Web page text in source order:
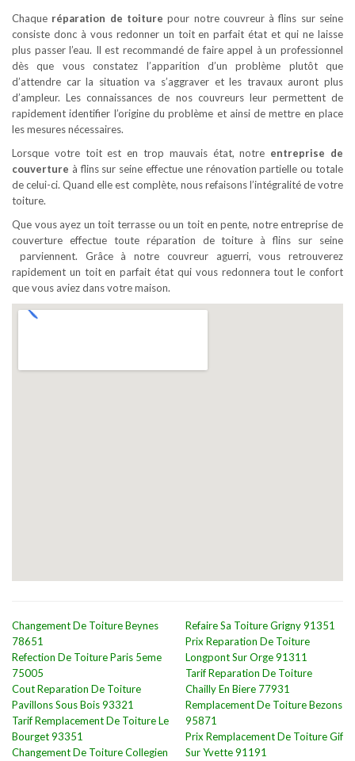
Chaque réparation de toiture pour notre couvreur à flins sur seine
consiste donc à vous redonner un toit en parfait état et qui ne laisse
plus passer l’eau. Il est recommandé de faire appel à un professionnel
dès que vous constatez l’apparition d’un problème plutôt que
d’attendre car la situation va s’aggraver et les travaux auront plus
d’ampleur. Les connaissances de nos couvreurs leur permettent de
rapidement identifier l’origine du problème et ainsi de mettre en place
les mesures nécessaires.
Lorsque votre toit est en trop mauvais état, notre entreprise de
couverture à flins sur seine effectue une rénovation partielle ou totale
de celui-ci. Quand elle est complète, nous refaisons l’intégralité de votre
toiture.
Que vous ayez un toit terrasse ou un toit en pente, notre entreprise de
couverture effectue toute réparation de toiture à flins sur seine
parviennent. Grâce à notre couvreur aguerri, vous retrouverez
rapidement un toit en parfait état qui vous redonnera tout le confort
que vous aviez dans votre maison.
Changement De Toiture Beynes
78651
Refection De Toiture Paris 5eme
75005
Cout Reparation De Toiture
Pavillons Sous Bois 93321
Tarif Remplacement De Toiture Le
Bourget 93351
Changement De Toiture Collegien
Refaire Sa Toiture Grigny 91351
Prix Reparation De Toiture
Longpont Sur Orge 91311
Tarif Reparation De Toiture
Chailly En Biere 77931
Remplacement De Toiture Bezons
95871
Prix Remplacement De Toiture Gif
Sur Yvette 91191